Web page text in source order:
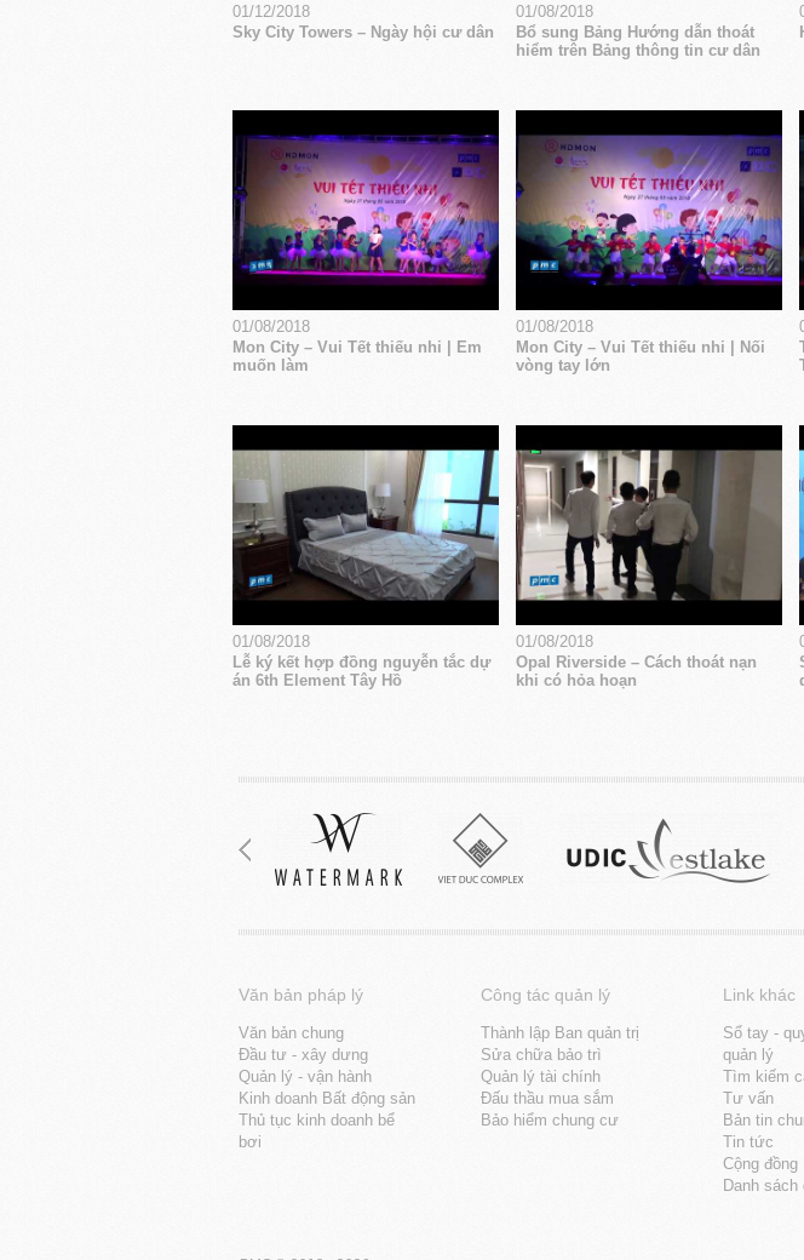
01/12/2018
Sky City Towers – Ngày hội cư dân
01/08/2018
Bổ sung Bảng Hướng dẫn thoát
hiểm trên Bảng thông tin cư dân
01/08/2018
Mon City – Vui Tết thiếu nhi | Em
muốn làm
01/08/2018
Mon City – Vui Tết thiếu nhi | Nối
vòng tay lớn
01/08/2018
Lễ ký kết hợp đồng nguyễn tắc dự
án 6th Element Tây Hồ
01/08/2018
Opal Riverside – Cách thoát nạn
khi có hỏa hoạn
Văn bản pháp lý
Văn bản chung
Đầu tư - xây dưng
Quản lý - vận hành
Kinh doanh Bất động sản
Thủ tục kinh doanh bể
bơi
Công tác quản lý
Thành lập Ban quản trị
Sửa chữa bảo trì
Quản lý tài chính
Đấu thầu mua sắm
Bảo hiểm chung cư
Link khác
Sổ tay -
quản lý
Tìm kiếm
Tư vấn
Bản tin
Tin tức
Cộng đồng
Danh sách